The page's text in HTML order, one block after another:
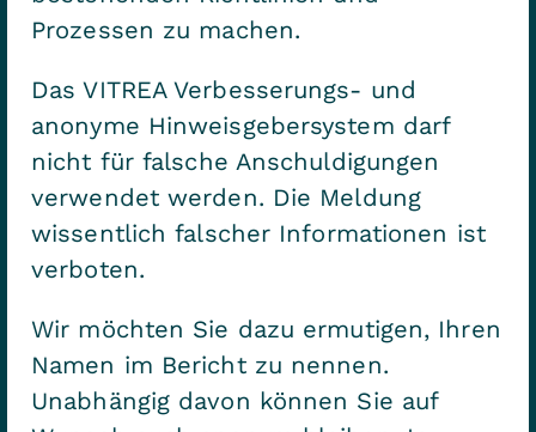
Prozessen zu machen.
Das VITREA Verbesserungs- und
anonyme Hinweisgebersystem darf
nicht für falsche Anschuldigungen
verwendet werden. Die Meldung
wissentlich falscher Informationen ist
verboten.
Wir möchten Sie dazu ermutigen, Ihren
Namen im Bericht zu nennen.
Unabhängig davon können Sie auf